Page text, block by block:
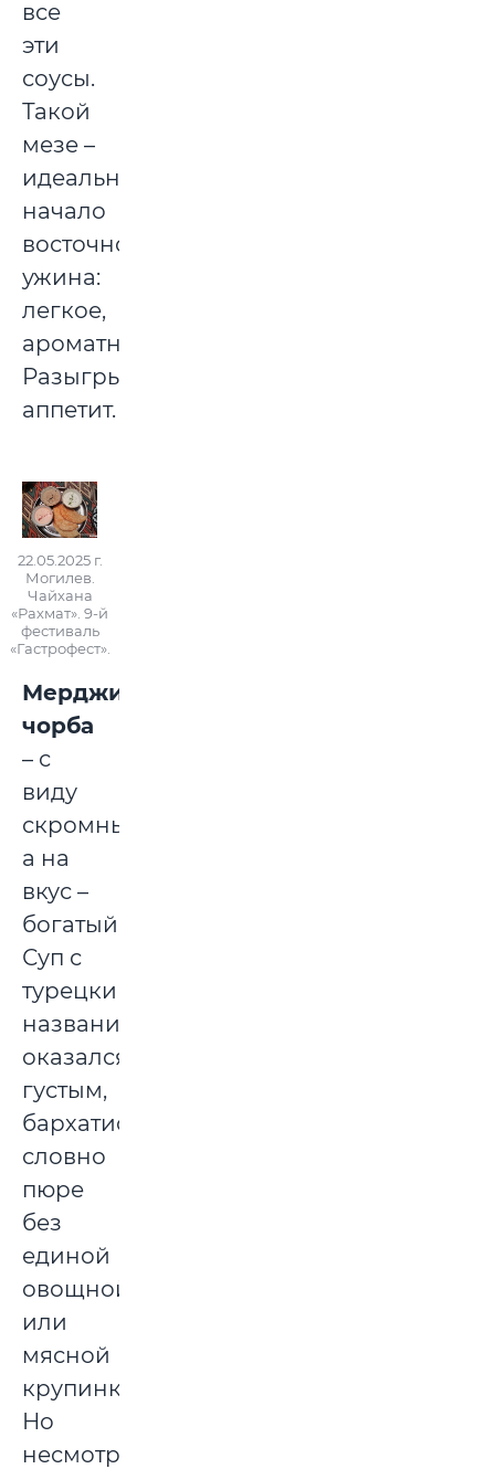
все
эти
соусы.
Такой
мезе –
идеальное
начало
восточного
ужина:
легкое,
ароматное.
Разыгрывается
аппетит.
22.05.2025 г.
Могилев.
Чайхана
«Рахмат». 9-й
фестиваль
«Гастрофест».
Мерджимек
чорба
– с
виду
скромный,
а на
вкус –
богатый.
Суп с
турецким
названием
оказался
густым,
бархатистым,
словно
пюре
без
единой
овощной
или
мясной
крупинки.
Но
несмотря